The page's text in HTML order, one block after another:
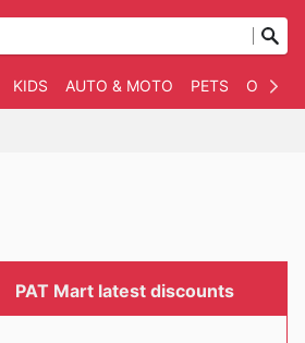
KIDS AUTO & MOTO PETS
PAT Mart latest discounts